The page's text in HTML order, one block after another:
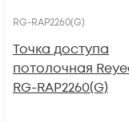
RG-RAP2260(G)
Точка доступа
потолочная
RG-RAP2260(G)